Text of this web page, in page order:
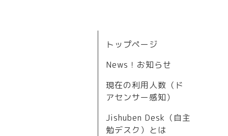
トップページ
News！お知らせ
現在の利用人数（ド
アセンサー感知）
Jishuben Desk（自主
勉デスク）とは